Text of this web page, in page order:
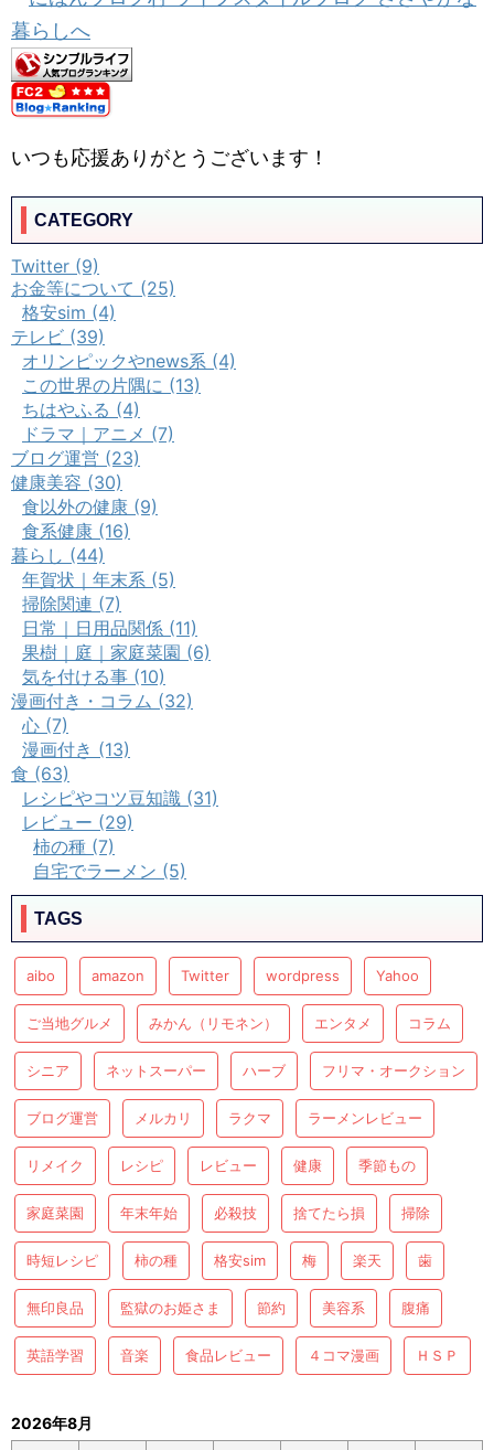
いつも応援ありがとうございます！
CATEGORY
Twitter (9)
お金等について (25)
格安sim (4)
テレビ (39)
オリンピックやnews系 (4)
この世界の片隅に (13)
ちはやふる (4)
ドラマ｜アニメ (7)
ブログ運営 (23)
健康美容 (30)
食以外の健康 (9)
食系健康 (16)
暮らし (44)
年賀状｜年末系 (5)
掃除関連 (7)
日常｜日用品関係 (11)
果樹｜庭｜家庭菜園 (6)
気を付ける事 (10)
漫画付き・コラム (32)
心 (7)
漫画付き (13)
食 (63)
レシピやコツ豆知識 (31)
レビュー (29)
柿の種 (7)
自宅でラーメン (5)
TAGS
aibo amazon Twitter wordpress Yahoo
ご当地グルメ みかん（リモネン） エンタメ コラム
シニア ネットスーパー ハーブ フリマ・オークション
ブログ運営 メルカリ ラクマ ラーメンレビュー
リメイク レシピ レビュー 健康 季節もの
家庭菜園 年末年始 必殺技 捨てたら損 掃除
時短レシピ 柿の種 格安sim 梅 楽天 歯
無印良品 監獄のお姫さま 節約 美容系 腹痛
英語学習 音楽 食品レビュー ４コマ漫画 ＨＳＰ
2026年8月